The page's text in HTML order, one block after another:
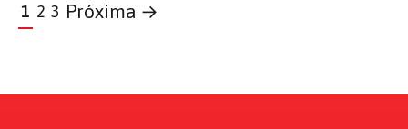
1 2 3 Próxima →